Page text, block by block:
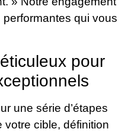
qui vous
pour
une série d’étapes
cible, définition